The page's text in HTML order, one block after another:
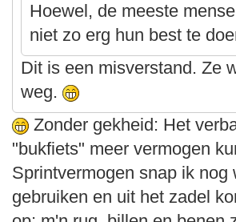
Hoewel, de meeste
niet zo erg hun best te
Dit is een misverstand. Ze
weg.
Zonder gekheid: Het
"bukfiets" meer vermogen
Sprintvermogen snap ik
gebruiken en uit het zadel